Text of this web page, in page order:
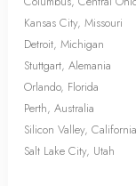
Kansas City, Missouri
Detroit, Michigan
Stuttgart, Alemania
Orlando, Florida
Perth, Australia
Silicon Valley, California
Salt Lake City, Utah